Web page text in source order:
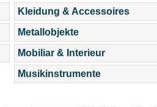
Kleidung & Accessoires
Metallobjekte
Mobiliar & Interieur
Musikinstrumente